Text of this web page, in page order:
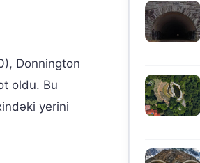
Donnington
oldu. Bu
yerini